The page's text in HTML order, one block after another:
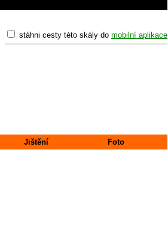
stáhni cesty této skály do mobilní aplikace
Jištění
Foto